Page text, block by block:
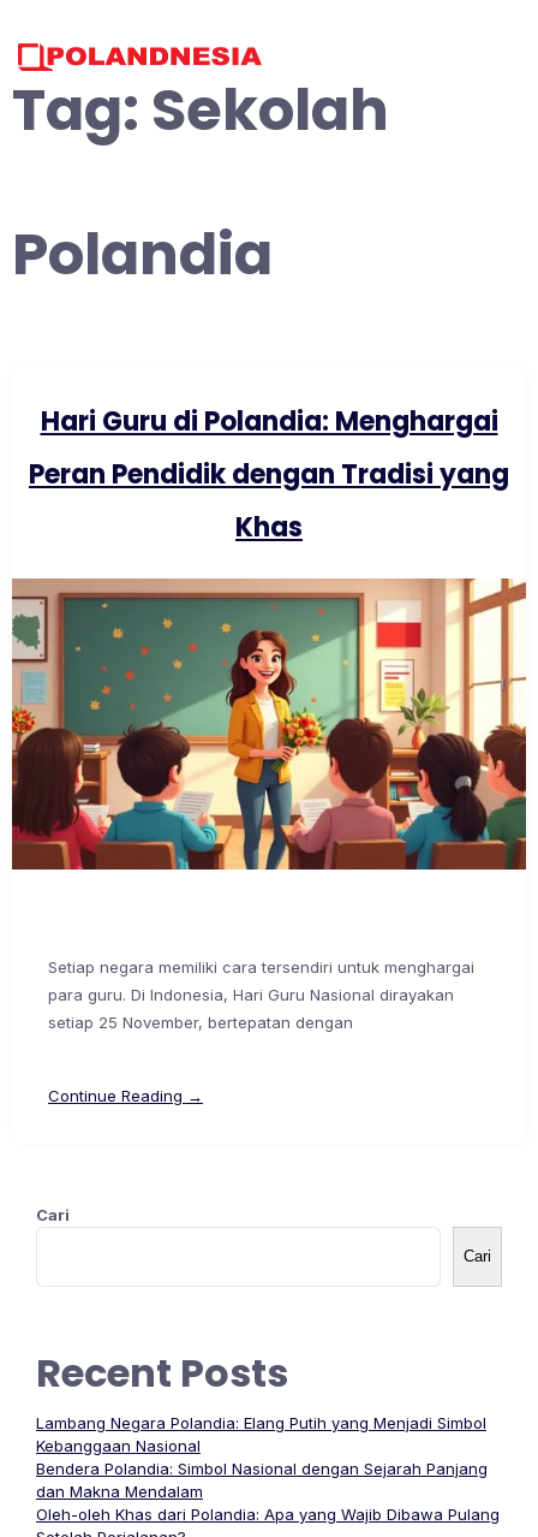
content
Tag: Sekolah
Polandia
Hari Guru di Polandia: Menghargai
Peran Pendidik dengan Tradisi yang
Khas
Setiap negara memiliki cara tersendiri untuk menghargai
para guru. Di Indonesia, Hari Guru Nasional dirayakan
setiap 25 November, bertepatan dengan
Continue Reading →
Cari
Cari
Recent Posts
Lambang Negara Polandia: Elang Putih yang Menjadi Simbol
Kebanggaan Nasional
Bendera Polandia: Simbol Nasional dengan Sejarah Panjang
dan Makna Mendalam
Oleh-oleh Khas dari Polandia: Apa yang Wajib Dibawa Pulang